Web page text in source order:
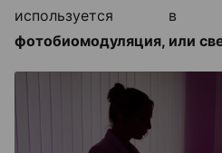
используется в
фотобиомодуляция, или